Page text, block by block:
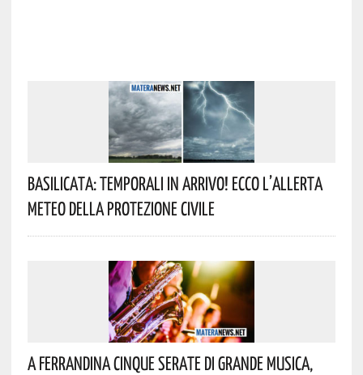
Basilicata: Temporali In Arrivo! Ecco L’allerta
Meteo Della Protezione Civile
A Ferrandina Cinque Serate Di Grande Musica,